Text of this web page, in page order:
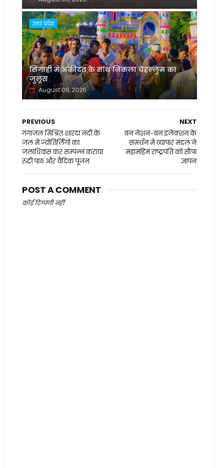
उत्तर प्रदेश
सिंगाही में अकीदत के साथ निकला चेहल्लुम का
जुलूस
August 08, 2026
NEXT
वन नेशन-वन इलेक्शन के
समर्थन में व्यापार मंडल ने
महामहिम राष्ट्रपति को सौंपा
ज्ञापन
PREVIOUS
गंगाजल मिश्रित शारदा नदी के
जल में ज्योतिर्लिंगों का
जलाधिवास कर सम्पन्न कराया
रुद्री पाठ और वैदिक पूजन
POST A COMMENT
कोई टिप्पणी नहीं